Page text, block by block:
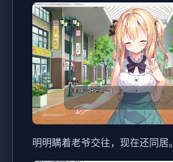
明明瞒着老爷交往，现在还同居。